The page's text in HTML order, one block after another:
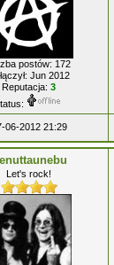
postów: 172
Jun 2012
Reputacja: 3
06-2012 21:29
Let's rock!